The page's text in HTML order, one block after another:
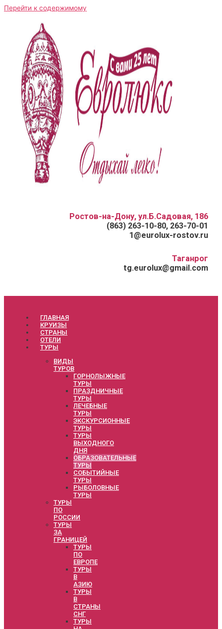
Перейти к содержимому
Ростов-на-Дону, ул.Б.Садовая, 186
(863) 263-10-80, 263-70-01
1@eurolux-rostov.ru
Таганрог
tg.eurolux@gmail.com
ГЛАВНАЯ
КРУИЗЫ
СТРАНЫ
ОТЕЛИ
ТУРЫ
ВИДЫ
ТУРОВ
ГОРНОЛЫЖНЫЕ
ТУРЫ
ПРАЗДНИЧНЫЕ
ТУРЫ
ЛЕЧЕБНЫЕ
ТУРЫ
ЭКСКУРСИОННЫЕ
ТУРЫ
ТУРЫ
ВЫХОДНОГО
ДНЯ
ОБРАЗОВАТЕЛЬНЫЕ
ТУРЫ
СОБЫТИЙНЫЕ
ТУРЫ
РЫБОЛОВНЫЕ
ТУРЫ
ТУРЫ
ПО
РОССИИ
ТУРЫ
ЗА
ГРАНИЦЕЙ
ТУРЫ
ПО
ЕВРОПЕ
ТУРЫ
В
АЗИЮ
ТУРЫ
В
СТРАНЫ
СНГ
ТУРЫ